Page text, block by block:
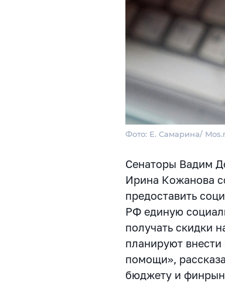
Фото: Е. Самарина/
Сенаторы Вадим
Ирина Кожанова
предоставить
РФ единую
получать скидки
планируют внести
помощи»,
бюджету и